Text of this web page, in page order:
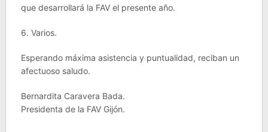
que desarrollará la FAV el presente año.
6. Varios.
Esperando máxima asistencia y puntualidad, reciban un
afectuoso saludo.
Bernardita Caravera Bada.
Presidenta de la FAV Gijón.